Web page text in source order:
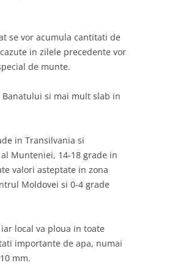
se vor acumula cantitati de
in zilele precedente vor
de munte.
si mai mult slab in
in Transilvania si
Munteniei, 14-18 grade in
valori asteptate in zona
Moldovei si 0-4 grade
local va ploua in toate
importante de apa, numai
mm.